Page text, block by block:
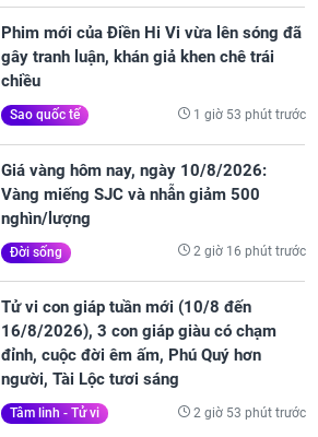
Phim mới của Điền Hi Vi vừa lên sóng đã
gây tranh luận, khán giả khen chê trái
chiều
Sao quốc tế 1 giờ 53 phút trước
Giá vàng hôm nay, ngày 10/8/2026:
Vàng miếng SJC và nhẫn giảm 500
nghìn/lượng
Đời sống 2 giờ 16 phút trước
Tử vi con giáp tuần mới (10/8 đến
16/8/2026), 3 con giáp giàu có chạm
đỉnh, cuộc đời êm ấm, Phú Quý hơn
người, Tài Lộc tươi sáng
Tâm linh - Tử vi 2 giờ 53 phút trước